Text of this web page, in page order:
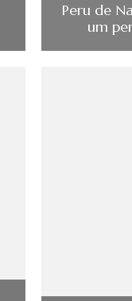
Peru de
um